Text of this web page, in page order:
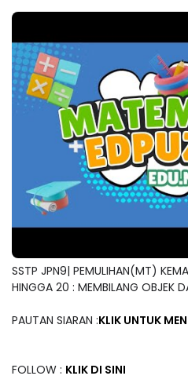
SSTP JPN9| PEMULIHAN(MT)
HINGGA 20 : MEMBILANG OBJEK
PAUTAN SIARAN :KLIK UNTUK
FOLLOW : KLIK DI SINI